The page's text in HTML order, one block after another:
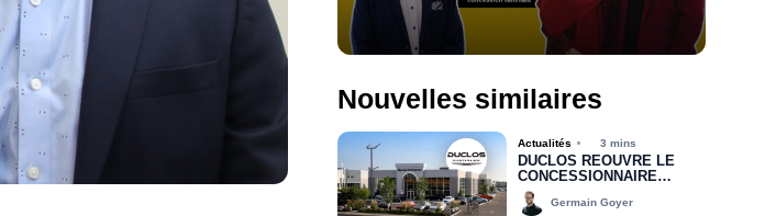
Nouvelles similaires
Actualités 3 mins
DUCLOS RÉOUVRE LE
CONCESSIONNAIRE
CHRYSLER DODGE JEEP
RAM DE DRUMMONDVILLE
Germain Goyer